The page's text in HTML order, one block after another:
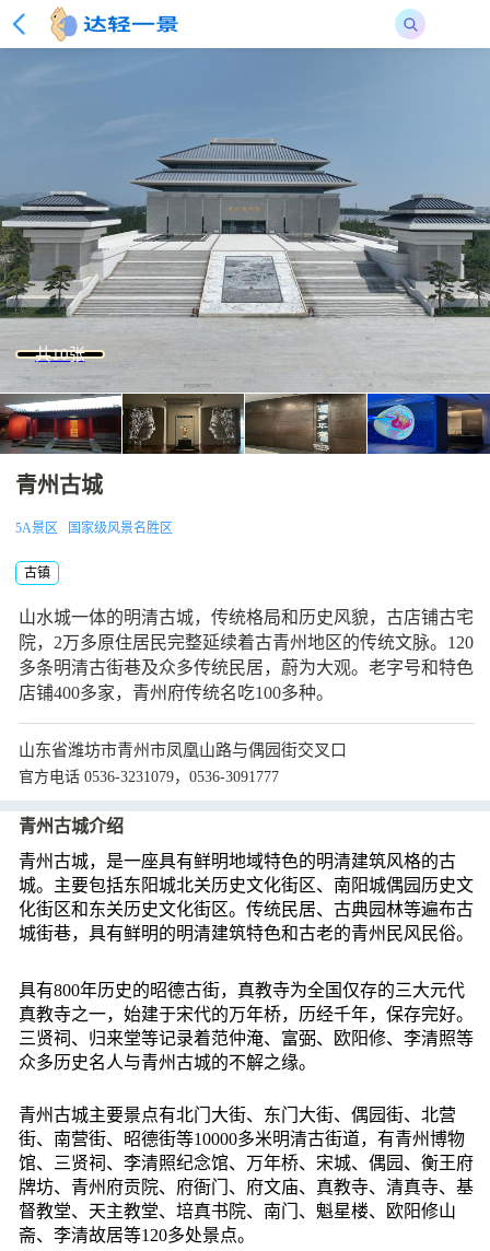
共10张
青州古城
5A景区 国家级风景名胜区
古镇
山水城一体的明清古城，传统格局和历史风貌，古店铺古宅
院，2万多原住居民完整延续着古青州地区的传统文脉。120
多条明清古街巷及众多传统民居，蔚为大观。老字号和特色
店铺400多家，青州府传统名吃100多种。
山东省潍坊市青州市凤凰山路与偶园街交叉口
官方电话 0536-3231079，0536-3091777
青州古城介绍
青州古城，是一座具有鲜明地域特色的明清建筑风格的古
城。主要包括东阳城北关历史文化街区、南阳城偶园历史文
化街区和东关历史文化街区。传统民居、古典园林等遍布古
城街巷，具有鲜明的明清建筑特色和古老的青州民风民俗。
具有800年历史的昭德古街，真教寺为全国仅存的三大元代
真教寺之一，始建于宋代的万年桥，历经千年，保存完好。
三贤祠、归来堂等记录着范仲淹、富弼、欧阳修、李清照等
众多历史名人与青州古城的不解之缘。
青州古城主要景点有北门大街、东门大街、偶园街、北营
街、南营街、昭德街等10000多米明清古街道，有青州博物
馆、三贤祠、李清照纪念馆、万年桥、宋城、偶园、衡王府
牌坊、青州府贡院、府衙门、府文庙、真教寺、清真寺、基
督教堂、天主教堂、培真书院、南门、魁星楼、欧阳修山
斋、李清故居等120多处景点。